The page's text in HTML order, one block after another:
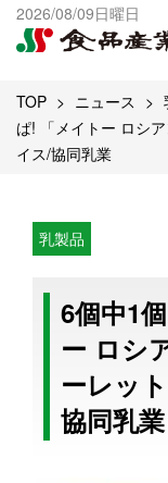
2026/08/09日曜日
出版物一覧へ
試読・購読申し込
TOP ニュース
ぱ! 「メイトー ロシ
イス/協同乳業
乳製品
6個中1
ー ロシ
ーレッ
協同乳業